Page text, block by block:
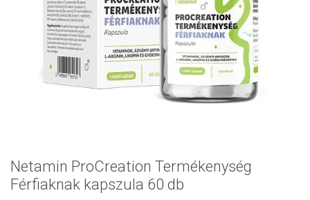
Netamin ProCreation Termékenység
Férfiaknak kapszula 60 db